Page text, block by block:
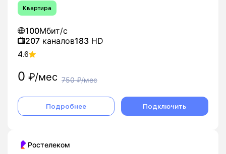
Квартира
100Мбит/с
207 каналов183 HD
4.6
0 ₽/мес 750₽/мес
Подробнее Подключить
Ростелеком